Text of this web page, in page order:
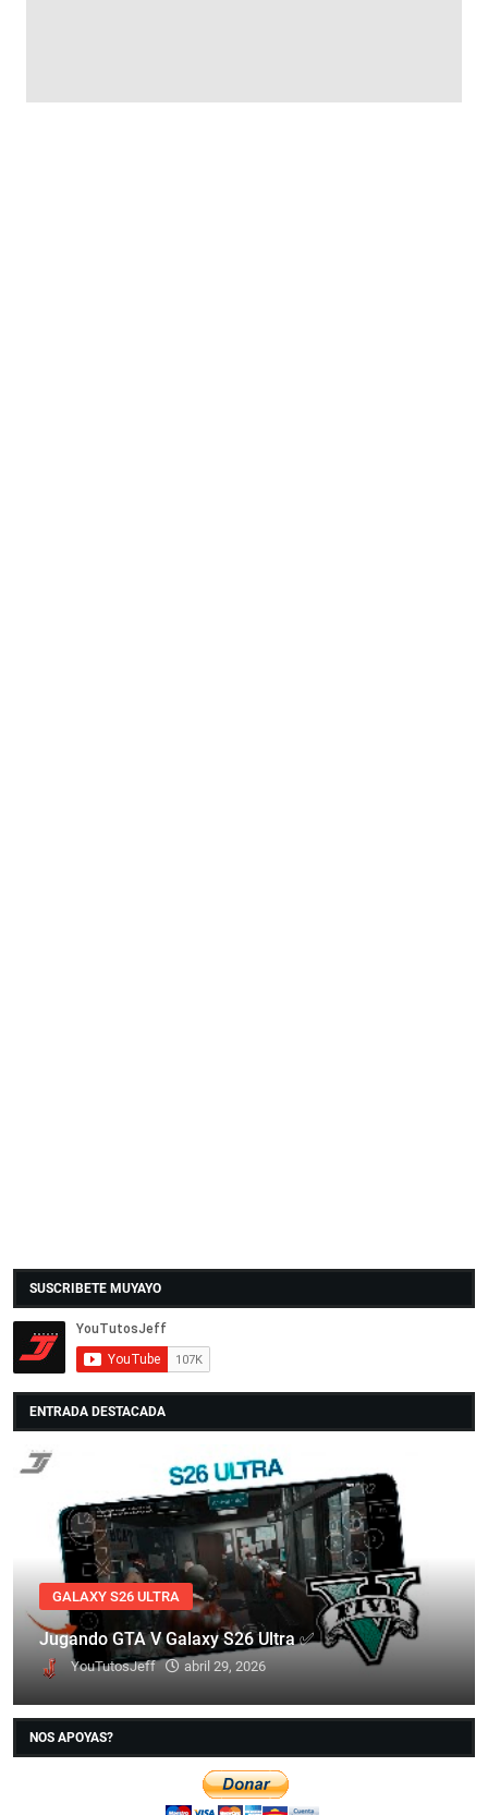
SUSCRIBETE MUYAYO
ENTRADA DESTACADA
GALAXY S26 ULTRA
Jugando GTA V Galaxy S26 Ultra ✅
YouTutosJeff abril 29, 2026
NOS APOYAS?